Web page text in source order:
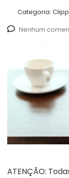
Categoria:
Nenhum
ATENÇÃO: